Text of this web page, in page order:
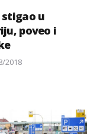
u
poveo i
2018